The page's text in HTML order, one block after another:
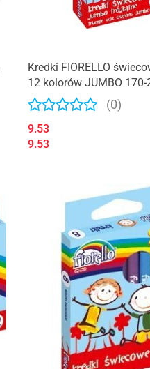
Kredki FIORELLO
12 kolorów JUMBO 170-
(0)
9.53
9.53